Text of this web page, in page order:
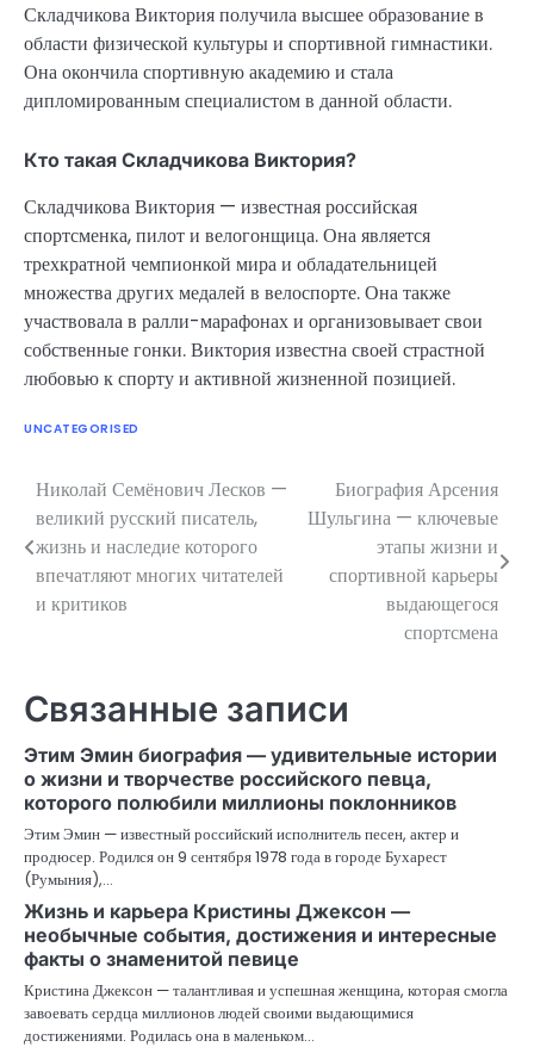
Складчикова Виктория получила высшее образование в
области физической культуры и спортивной гимнастики.
Она окончила спортивную академию и стала
дипломированным специалистом в данной области.
Кто такая Складчикова Виктория?
Складчикова Виктория — известная российская
спортсменка, пилот и велогонщица. Она является
трехкратной чемпионкой мира и обладательницей
множества других медалей в велоспорте. Она также
участвовала в ралли-марафонах и организовывает свои
собственные гонки. Виктория известна своей страстной
любовью к спорту и активной жизненной позицией.
UNCATEGORISED
Навигация
по
записям
Николай Семёнович Лесков —
великий русский писатель,
жизнь и наследие которого
впечатляют многих читателей
и критиков
Биография Арсения
Шульгина — ключевые
этапы жизни и
спортивной карьеры
выдающегося
спортсмена
Связанные записи
Этим Эмин биография — удивительные истории
о жизни и творчестве российского певца,
которого полюбили миллионы поклонников
Этим Эмин — известный российский исполнитель песен, актер и
продюсер. Родился он 9 сентября 1978 года в городе Бухарест
(Румыния),…
Жизнь и карьера Кристины Джексон —
необычные события, достижения и интересные
факты о знаменитой певице
Кристина Джексон — талантливая и успешная женщина, которая смогла
завоевать сердца миллионов людей своими выдающимися
достижениями. Родилась она в маленьком…